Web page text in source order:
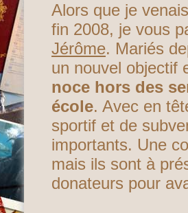
Alors que je
fin 2008, je vous
Jérôme. Mariés
un nouvel objectif
noce hors des
école. Avec en
sportif et de
importants. Une
mais ils sont à
donateurs pour